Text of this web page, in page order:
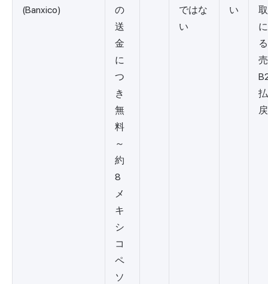
(Banxico)
の
送
金
に
つ
き
無
料
～
約
8
メ
キ
シ
コ
ペ
ソ
ではな
い
い